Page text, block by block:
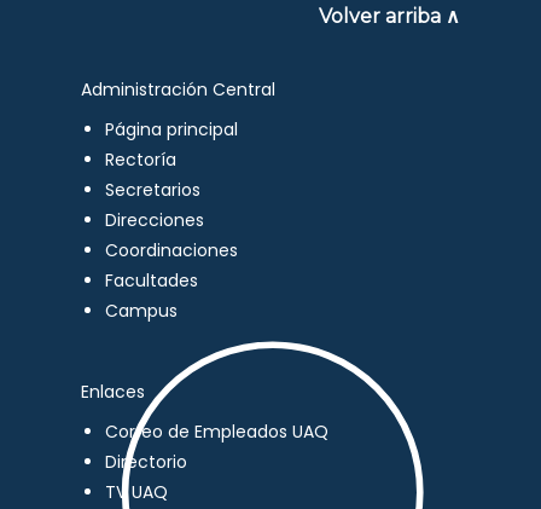
Volver arriba ∧
Administración Central
Página principal
Rectoría
Secretarios
Direcciones
Coordinaciones
Facultades
Campus
Enlaces
Correo de Empleados UAQ
Directorio
TV UAQ